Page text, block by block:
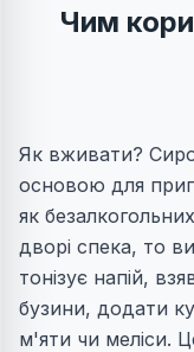
Чим
Як вживати?
основою для
як
дворі спека, то
тонізує напій,
бузини, додати
м'яти чи меліси.